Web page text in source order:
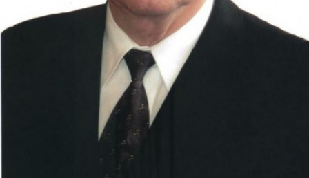
Секція хімічних і біологічних наук
Секція суспільних і гуманітарних наук
Установи при Президії
Ради, комітети та комісії
Наукові центри МОН та НАН України
Громадські організації